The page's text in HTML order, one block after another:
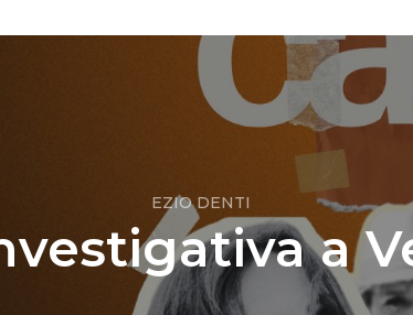
EZIO DENTI
a